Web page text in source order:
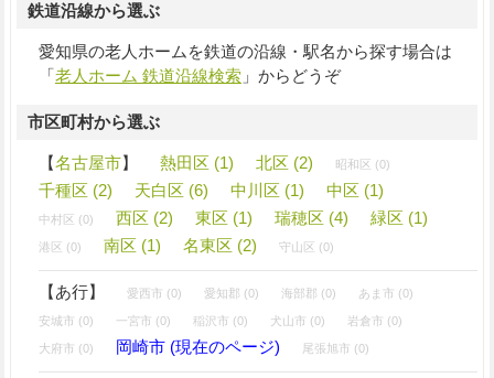
鉄道沿線から選ぶ
愛知県の老人ホームを鉄道の沿線・駅名から探す場合は
「老人ホーム 鉄道沿線検索」からどうぞ
市区町村から選ぶ
【名古屋市】 熱田区 (1) 北区 (2) 昭和区 (0)
千種区 (2) 天白区 (6) 中川区 (1) 中区 (1)
中村区 (0) 西区 (2) 東区 (1) 瑞穂区 (4) 緑区 (1)
港区 (0) 南区 (1) 名東区 (2) 守山区 (0)
【あ行】 愛西市 (0) 愛知郡 (0) 海部郡 (0) あま市 (0)
安城市 (0) 一宮市 (0) 稲沢市 (0) 犬山市 (0) 岩倉市 (0)
大府市 (0) 岡崎市 (現在のページ) 尾張旭市 (0)